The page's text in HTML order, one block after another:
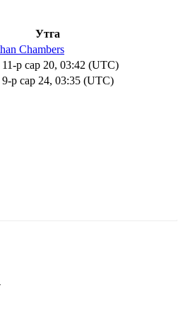
Утга
Chambers
11-р сар 20, 03:42 (UTC)
9-р сар 24, 03:35 (UTC)